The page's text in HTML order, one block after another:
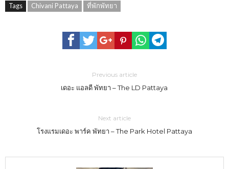
Tags Chivani Pattaya ที่พักพัทยา
Previous article
เดอะ แอลดี พัทยา – The LD Pattaya
Next article
โรงแรมเดอะ พาร์ค พัทยา – The Park Hotel Pattaya